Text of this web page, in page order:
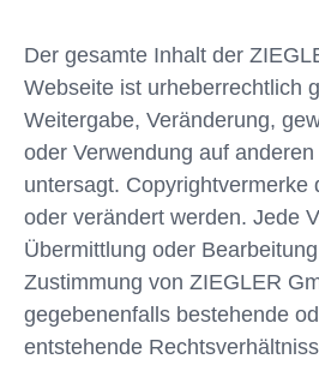
Der gesamte Inhalt der
Webseite ist urheberrechtlich
Weitergabe, Veränderung,
oder Verwendung auf
untersagt. Copyrightvermerke
oder verändert werden. Jede
Übermittlung oder
Zustimmung von ZIEGLER
gegebenenfalls bestehende
entstehende